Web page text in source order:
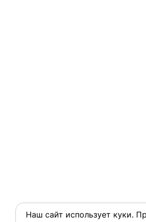
Наш сайт использует куки.